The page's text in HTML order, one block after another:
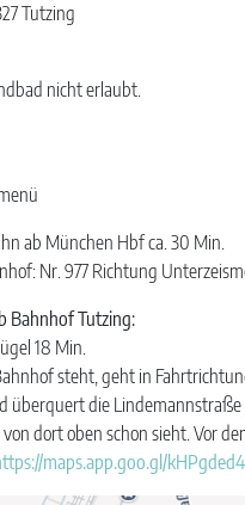
Tutzing
nicht erlaubt.
ab München Hbf ca. 30 Min.
Nr. 977 Richtung
Bahnhof Tutzing:
18 Min.
steht, geht in
überquert die
dort oben schon sieht. Vor
maps.app.goo.gl/